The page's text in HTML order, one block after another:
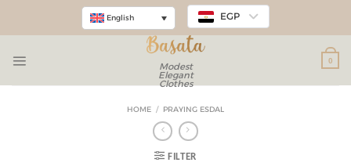
English EGP
Modest
Elegant
Clothes
0
HOME / PRAYING ESDAL
FILTER